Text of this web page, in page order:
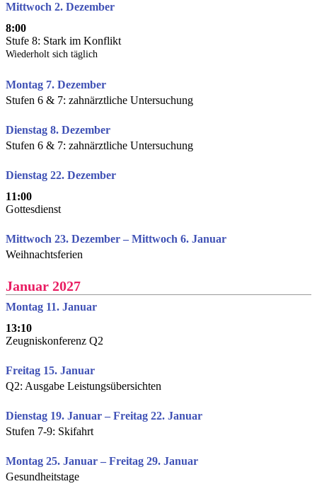
Mittwoch 2. Dezember
8:00
Stufe 8: Stark im Konflikt
Wiederholt sich täglich
Montag 7. Dezember
Stufen 6 & 7: zahnärztliche Untersuchung
Dienstag 8. Dezember
Stufen 6 & 7: zahnärztliche Untersuchung
Dienstag 22. Dezember
11:00
Gottesdienst
Mittwoch 23. Dezember – Mittwoch 6. Januar
Weihnachtsferien
Januar 2027
Montag 11. Januar
13:10
Zeugniskonferenz Q2
Freitag 15. Januar
Q2: Ausgabe Leistungsübersichten
Dienstag 19. Januar – Freitag 22. Januar
Stufen 7-9: Skifahrt
Montag 25. Januar – Freitag 29. Januar
Gesundheitstage